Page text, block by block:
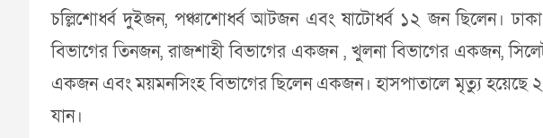
চল্লিশোর্ধ্ব দুইজন, পঞ্চাশোর্ধ্ব আটজন এবং ষাটোর্ধ্ব ১২ জন ছিলেন।
বিভাগের তিনজন, রাজশাহী বিভাগের একজন , খুলনা বিভাগের একজন,
একজন এবং ময়মনসিংহ বিভাগের ছিলেন একজন। হাসপাতালে মৃত্যু হয়েছে
যান।